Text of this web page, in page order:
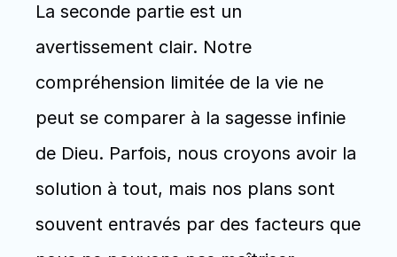
La seconde partie est un
avertissement clair. Notre
compréhension limitée de la vie ne
peut se comparer à la sagesse infinie
de Dieu. Parfois, nous croyons avoir la
solution à tout, mais nos plans sont
souvent entravés par des facteurs que